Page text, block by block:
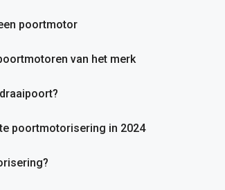
poortmotor
van het merk
poortmotorisering in 2024